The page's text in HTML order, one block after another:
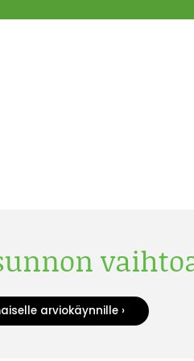
arviokäynnille ›